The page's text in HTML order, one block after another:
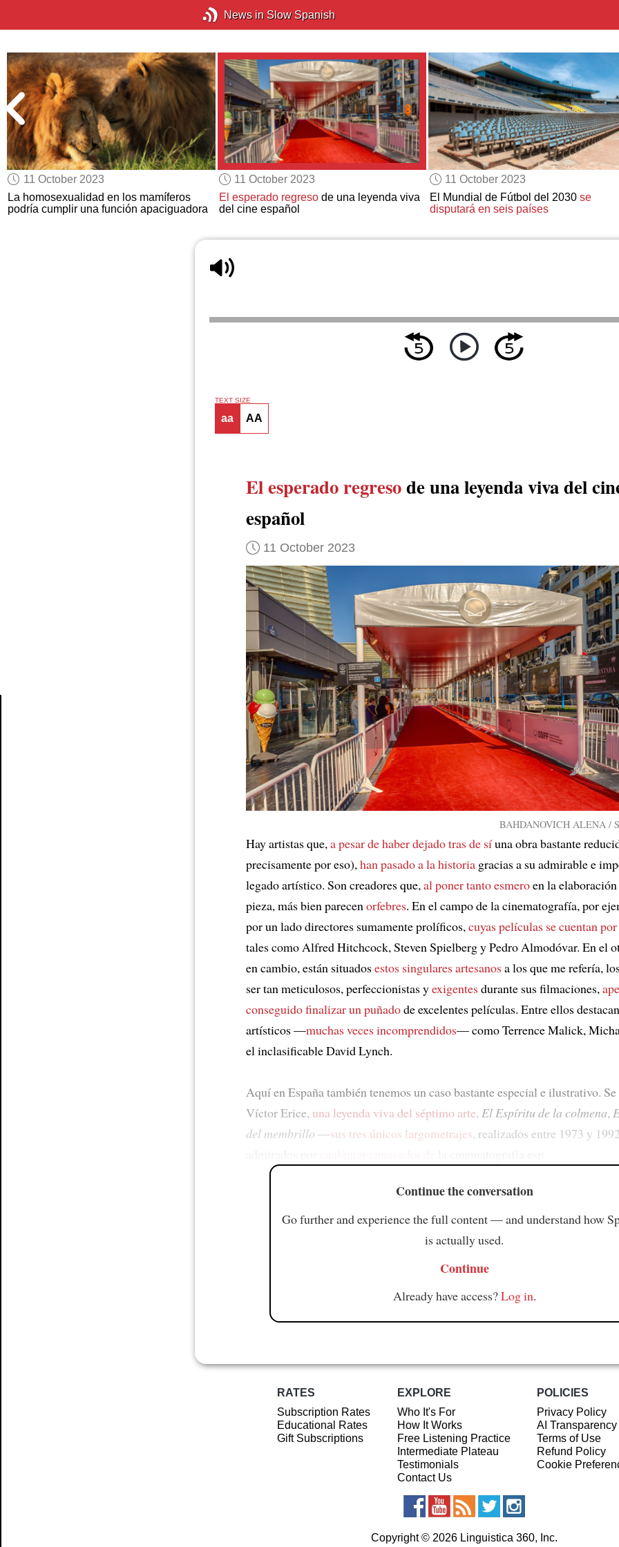
News in Slow Spanish
11 October 2023
La homosexualidad en los mamíferos
podría cumplir una función apaciguadora
11 October 2023
El esperado regresode una leyenda viva
del cine español
11 October 2023
El Mundial de Fútbol del 2030 se
disputará en seis países
TEXT SIZE
aa AA
El esperado regresode una leyenda viva del
español
11 October 2023
BAHDANOVICH ALENA /
Hay artistas que, a pesar de haber dejado tras de síuna obra bastante
precisamente por eso), han pasado a la historia gracias a su admirable e
legado artístico. Son creadores que, al poner tanto esmeroen la
pieza, más bien parecen orfebres. En el campo de la cinematografía, por
por un lado directores sumamente prolíficos, cuyas películas se cuentan
tales como Alfred Hitchcock, Steven Spielberg y Pedro Almodóvar. En el
en cambio, están situadosestos singulares artesanosa los que me refería,
ser tan meticulosos, perfeccionistas yexigentesdurante sus filmaciones,
conseguido finalizar un puñadode excelentes películas. Entre ellos
artísticos —muchas veces incomprendidos— como Terrence Malick,
el inclasificable David Lynch.
Aquí en España también tenemos un caso bastante especial e ilustrativo.
Víctor Erice, una leyenda viva del séptimo arte. El Espíritu de la colmena,
del membrillo —sus tres únicos largometrajes, realizados entre 1973 y
Continue the conversation
Go further and experience the full content — and understand how
is actually used.
Continue
Already have access?Log in.
RATES
Subscription Rates
Educational Rates
Gift Subscriptions
EXPLORE
Who It's For
How It Works
Free Listening Practice
Intermediate Plateau
Testimonials
Contact Us
POLICIES
Privacy Policy
AI
Terms of Use
Refund Policy
Cookie
Copyright © 2026 Linguistica 360, Inc.